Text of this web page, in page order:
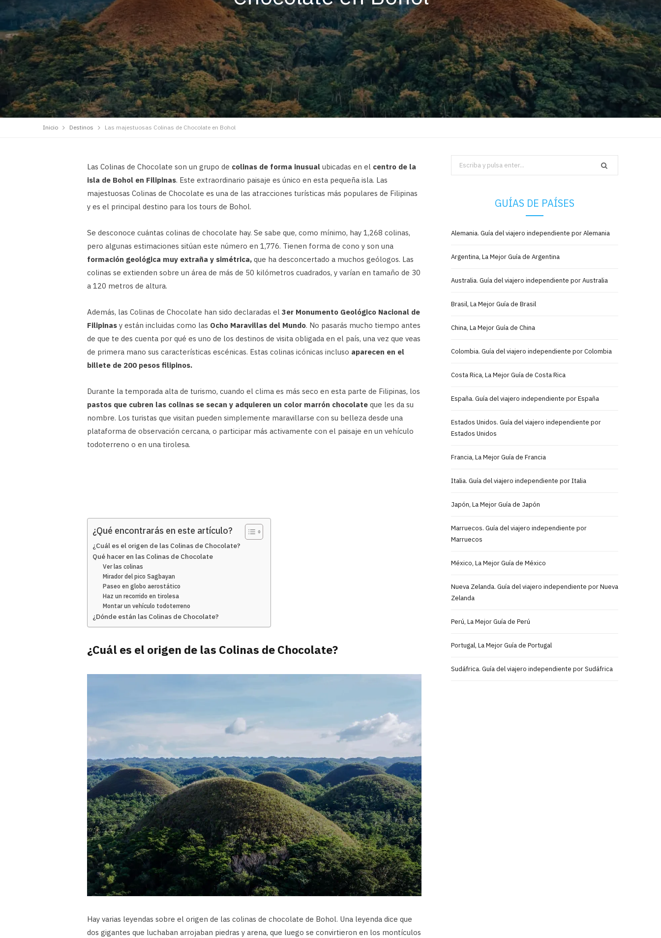
Inicio Destinos Las majestuosas Colinas de Chocolate en Bohol
Las Colinas de Chocolate son un grupo de colinas de forma inusual ubicadas en el centro de la
isla de Bohol en Filipinas. Este extraordinario paisaje es único en esta pequeña isla. Las
majestuosas Colinas de Chocolate es una de las atracciones turísticas más populares de Filipinas
y es el principal destino para los tours de Bohol.
Se desconoce cuántas colinas de chocolate hay. Se sabe que, como mínimo, hay 1,268 colinas,
pero algunas estimaciones sitúan este número en 1,776. Tienen forma de cono y son una
formación geológica muy extraña y simétrica, que ha desconcertado a muchos geólogos. Las
colinas se extienden sobre un área de más de 50 kilómetros cuadrados, y varían en tamaño de 30
a 120 metros de altura.
Además, las Colinas de Chocolate han sido declaradas el 3er Monumento Geológico Nacional de
Filipinas y están incluidas como las Ocho Maravillas del Mundo. No pasarás mucho tiempo antes
de que te des cuenta por qué es uno de los destinos de visita obligada en el país, una vez que veas
de primera mano sus características escénicas. Estas colinas icónicas incluso aparecen en el
billete de 200 pesos filipinos.
Durante la temporada alta de turismo, cuando el clima es más seco en esta parte de Filipinas, los
pastos que cubren las colinas se secan y adquieren un color marrón chocolate que les da su
nombre. Los turistas que visitan pueden simplemente maravillarse con su belleza desde una
plataforma de observación cercana, o participar más activamente con el paisaje en un vehículo
todoterreno o en una tirolesa.
¿Qué encontrarás en este artículo?
¿Cuál es el origen de las Colinas de Chocolate?
Qué hacer en las Colinas de Chocolate
Ver las colinas
Mirador del pico Sagbayan
Paseo en globo aerostático
Haz un recorrido en tirolesa
Montar un vehículo todoterreno
¿Dónde están las Colinas de Chocolate?
¿Cuál es el origen de las Colinas de Chocolate?
Hay varias leyendas sobre el origen de las colinas de chocolate de Bohol. Una leyenda dice que
dos gigantes que luchaban arrojaban piedras y arena, que luego se convirtieron en los montículos
Search
for:
GUÍAS DE PAÍSES
Alemania. Guía del viajero independiente por Alemania
Argentina, La Mejor Guía de Argentina
Australia. Guía del viajero independiente por Australia
Brasil, La Mejor Guía de Brasil
China, La Mejor Guía de China
Colombia. Guía del viajero independiente por Colombia
Costa Rica, La Mejor Guía de Costa Rica
España. Guía del viajero independiente por España
Estados Unidos. Guía del viajero independiente por
Estados Unidos
Francia, La Mejor Guía de Francia
Italia. Guía del viajero independiente por Italia
Japón, La Mejor Guía de Japón
Marruecos. Guía del viajero independiente por
Marruecos
México, La Mejor Guía de México
Nueva Zelanda. Guía del viajero independiente por Nueva
Zelanda
Perú, La Mejor Guía de Perú
Portugal, La Mejor Guía de Portugal
Sudáfrica. Guía del viajero independiente por Sudáfrica